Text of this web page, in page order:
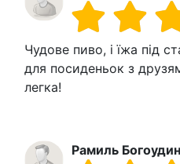
Чудове пиво, і їжа під
для посиденьок з
легка!
Рамиль